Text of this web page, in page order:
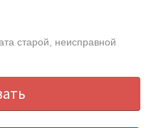
старой, неисправной